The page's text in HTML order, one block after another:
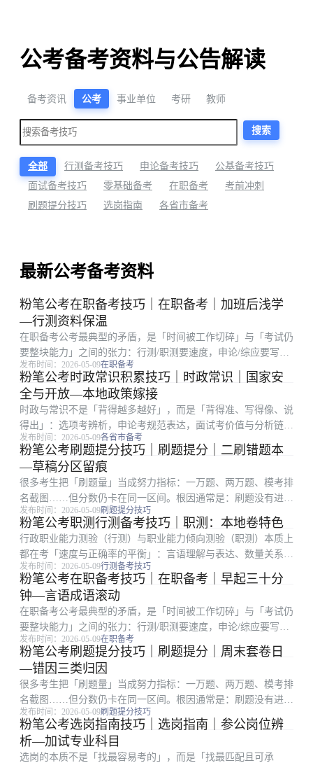
公考备考资料与公告解读
备考资讯 公考 事业单位 考研 教师
搜索
全部 行测备考技巧 申论备考技巧
公基备考技巧
面试备考技巧
零基础备考 在职备考
考前冲刺
刷题提分技巧
选岗指南 各省市备考
最新公考备考资料
粉笔公考在职备考技巧｜在职备考｜加班后浅学
—行测资料保温
在职备考公考最典型的矛盾，是「时间被工作切碎」与「考试仍
要整块能力」之间的张力：行测/职测要速度，申论/综应要写
全，面试还要开口成章。很多上班族不是不努力，而是把最难的
深度学习塞进地铁和午休，结果学得浅、忘得快、信心差。套卷
用来验成果，专项...
发布时间：2026-05-09在职备考
粉笔公考时政常识积累技巧｜时政常识｜国家安
全与开放—本地政策嫁接
时政与常识不是「背得越多越好」，而是「背得准、写得像、说
得出」：选项考辨析，申论考规范表达，面试考价值与分析链
条。很多考生收藏大量文件却用不上，根因是缺少「转写」训
练：把长文件变关键词、把关键词变论证句、把论证句变答题结
构。近五年本地真题优...
发布时间：2026-05-09各省市备考
粉笔公考刷题提分技巧｜刷题提分｜二刷错题本
—草稿分区留痕
很多考生把「刷题量」当成努力指标：一万题、两万题、模考排
名截图……但分数仍卡在同一区间。根因通常是：刷题没有进入
「诊断—修正—再验证」的闭环。真正有效的刷题，是每一次做
题都在回答三个问题：我为什么对、我为什么错、下次同类题我
第一步做什么。复...
发布时间：2026-05-09刷题提分技巧
粉笔公考职测行测备考技巧｜职测：本地卷特色
行政职业能力测验（行测）与职业能力倾向测验（职测）本质上
都在考「速度与正确率的平衡」：言语理解与表达、数量关系、
判断推理、资料分析、常识判断五大板块，任何一块失控都会拖
垮整卷节奏。不少考生在粉笔全真模考里分数起伏很大，根因往
往不是知识点没学...
发布时间：2026-05-09行测备考技巧
粉笔公考在职备考技巧｜在职备考｜早起三十分
钟—言语成语滚动
在职备考公考最典型的矛盾，是「时间被工作切碎」与「考试仍
要整块能力」之间的张力：行测/职测要速度，申论/综应要写
全，面试还要开口成章。很多上班族不是不努力，而是把最难的
深度学习塞进地铁和午休，结果学得浅、忘得快、信心差。官方
文本优先于短视频...
发布时间：2026-05-09在职备考
粉笔公考刷题提分技巧｜刷题提分｜周末套卷日
—错因三类归因
很多考生把「刷题量」当成努力指标：一万题、两万题、模考排
名截图……但分数仍卡在同一区间。根因通常是：刷题没有进入
「诊断—修正—再验证」的闭环。真正有效的刷题，是每一次做
题都在回答三个问题：我为什么对、我为什么错、下次同类题我
第一步做什么。先...
发布时间：2026-05-09刷题提分技巧
粉笔公考选岗指南技巧｜选岗指南｜参公岗位辨
析—加试专业科目
选岗的本质不是「找最容易考的」，而是「找最匹配且可承